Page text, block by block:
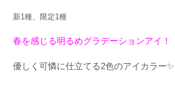
新1 種、限定1 種
春を感じる明るめグラデーションアイ！
優しく可憐に仕立てる2色のアイカラー✨